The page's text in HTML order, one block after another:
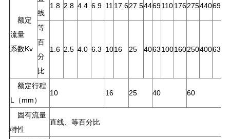
额定
流量
系数Kv
线
1.8 2.8 4.4 6.9 11 17.627.54469110176275440690
等
百
分
比
1.6 2.5 4.0 6.3 1016 25 4063100160250400630
额定行程
L（mm）
10 16 25 40 60
固有流量
特性
直线、等百分比